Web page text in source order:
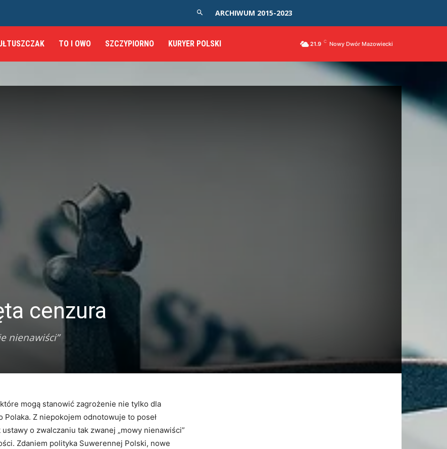
ARCHIWUM 2015-2023
TO I OWO SZCZYPIORNO KURYER POLSKI 21.9 C Nowy Dwór Mazowiecki
cenzura
nienawiści”
mogą stanowić zagrożenie nie tylko dla
Polaka. Z niepokojem odnotowuje to poseł
o zwalczaniu tak zwanej „mowy nienawiści”
Zdaniem polityka Suwerennej Polski, nowe